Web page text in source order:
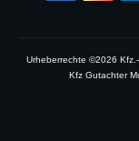
Urheberrechte ©2026
Kfz Gutachter